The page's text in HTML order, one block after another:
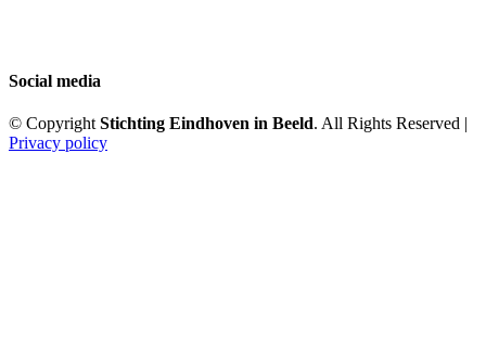
Social media
© Copyright Stichting Eindhoven in Beeld. All Rights Reserved |
Privacy policy